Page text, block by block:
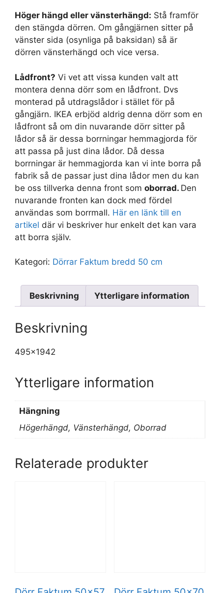
Höger hängd eller vänsterhängd: Stå framför
den stängda dörren. Om gångjärnen sitter på
vänster sida (osynliga på baksidan) så är
dörren vänsterhängd och vice versa.
Lådfront? Vi vet att vissa kunden valt att
montera denna dörr som en lådfront. Dvs
monterad på utdragslådor i stället för på
gångjärn. IKEA erbjöd aldrig denna dörr som en
lådfront så om din nuvarande dörr sitter på
lådor så är dessa borrningar hemmagjorda för
att passa på just dina lådor. Då dessa
borrningar är hemmagjorda kan vi inte borra på
fabrik så de passar just dina lådor men du kan
be oss tillverka denna front som oborrad. Den
nuvarande fronten kan dock med fördel
användas som borrmall. Här en länk till en
artikel där vi beskriver hur enkelt det kan vara
att borra själv.
Kategori: Dörrar Faktum bredd 50 cm
Beskrivning Ytterligare information
Beskrivning
495×1942
Ytterligare information
Hängning
Högerhängd, Vänsterhängd, Oborrad
Relaterade produkter